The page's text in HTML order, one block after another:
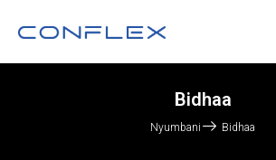
Bidhaa
Nyumbani Bidhaa